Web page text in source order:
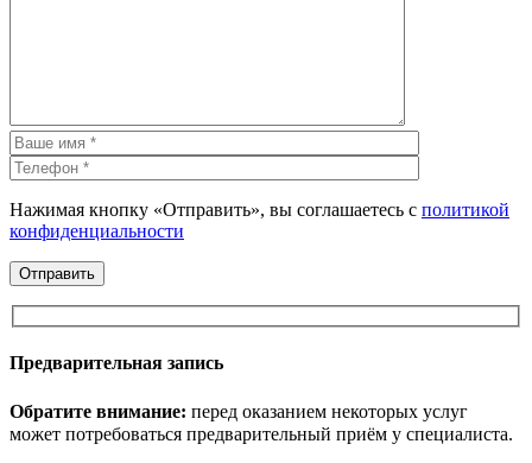
Нажимая кнопку «Отправить», вы соглашаетесь с политикой
конфиденциальности
Предварительная запись
Обратите внимание: перед оказанием некоторых услуг
может потребоваться предварительный приём у специалиста.